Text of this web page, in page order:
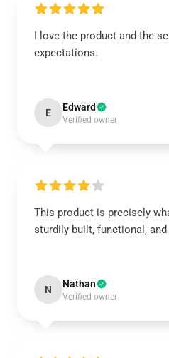
I love the product and the
expectations.
E Edward
Verified owner
This product is precisely
sturdily built, functional,
N Nathan
Verified owner